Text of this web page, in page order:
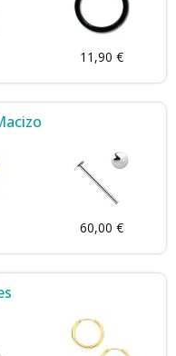
11,90 €
60,00 €